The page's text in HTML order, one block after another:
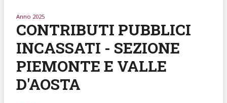
Anno 2025
CONTRIBUTI PUBBLICI
INCASSATI - SEZIONE
PIEMONTE E VALLE
D'AOSTA